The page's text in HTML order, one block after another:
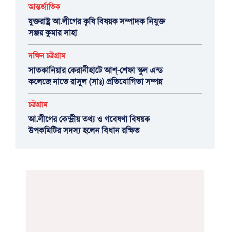
আন্তর্জাতিক
যুক্তরাষ্ট্র আ.লীগের কৃষি বিষয়ক সম্পাদক নিযুক্ত
সঞ্জয় কুমার সাহা
দক্ষিন চট্টগ্রাম
সাতকানিয়ার কেরানীহাটে আশ্-শেফা স্কুল এন্ড
কলেজে নাতে রাসুল (সাঃ) প্রতিযোগিতা সম্পন্ন
চট্টগ্রাম
আ.লীগের কেন্দ্রীয় তথ্য ও গবেষণা বিষয়ক
উপকমিটির সদস্য হলেন বিধান রক্ষিত